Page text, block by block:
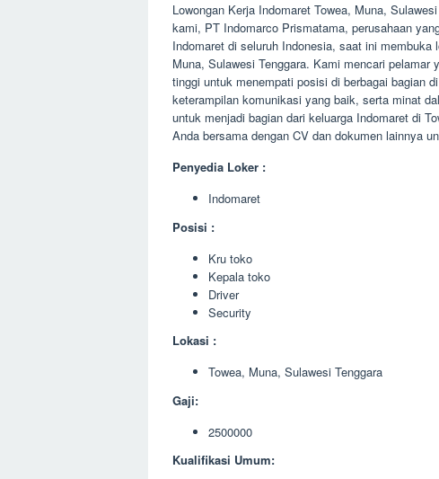
Lowongan Kerja Indomaret Towea, Muna,
kami, PT Indomarco Prismatama, perusahaan
Indomaret di seluruh Indonesia, saat ini
Muna, Sulawesi Tenggara. Kami mencari
tinggi untuk menempati posisi di berbagai bagian
keterampilan komunikasi yang baik, serta minat
untuk menjadi bagian dari keluarga Indomaret di
Anda bersama dengan CV dan dokumen lainnya
Penyedia Loker :
Indomaret
Posisi :
Kru toko
Kepala toko
Driver
Security
Lokasi :
Towea, Muna, Sulawesi Tenggara
Gaji:
2500000
Kualifikasi Umum: